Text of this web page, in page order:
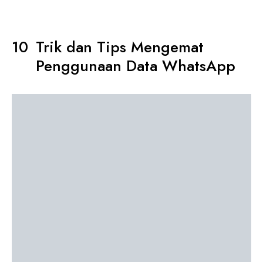
Trik dan Tips Mengemat
Penggunaan Data WhatsApp